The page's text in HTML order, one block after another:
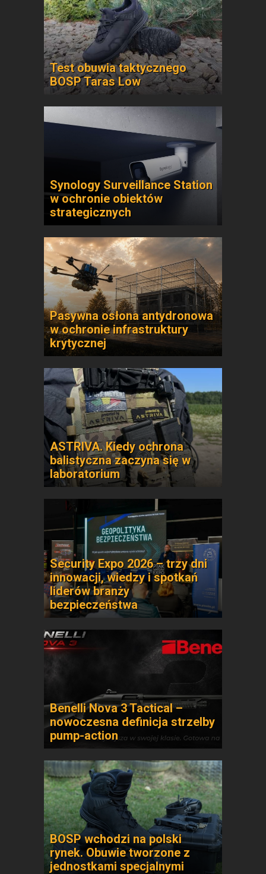
Test obuwia taktycznego
BOSP Taras Low
Synology Surveillance Station
w ochronie obiektów
strategicznych
Pasywna osłona antydronowa
w ochronie infrastruktury
krytycznej
ASTRIVA. Kiedy ochrona
balistyczna zaczyna się w
laboratorium
Security Expo 2026 – trzy dni
innowacji, wiedzy i spotkań
liderów branży
bezpieczeństwa
Benelli Nova 3 Tactical –
nowoczesna definicja strzelby
pump-action
BOSP wchodzi na polski
rynek. Obuwie tworzone z
jednostkami specjalnymi